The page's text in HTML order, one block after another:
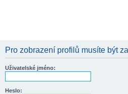
Pro zobrazení profilů musíte být
Uživatelské jméno:
Heslo: